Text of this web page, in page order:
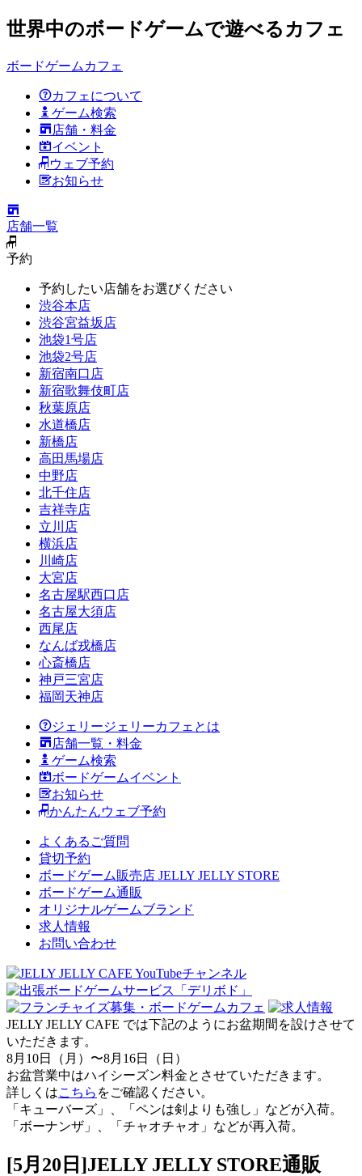
世界中のボードゲームで遊べるカフェ
ボードゲームカフェ
カフェについて
ゲーム検索
店舗・料金
イベント
ウェブ予約
お知らせ
店舗一覧
予約
予約したい店舗をお選びください
渋谷本店
渋谷宮益坂店
池袋1号店
池袋2号店
新宿南口店
新宿歌舞伎町店
秋葉原店
水道橋店
新橋店
高田馬場店
中野店
北千住店
吉祥寺店
立川店
横浜店
川崎店
大宮店
名古屋駅西口店
名古屋大須店
西尾店
なんば戎橋店
心斎橋店
神戸三宮店
福岡天神店
ジェリージェリーカフェとは
店舗一覧・料金
ゲーム検索
ボードゲームイベント
お知らせ
かんたんウェブ予約
よくあるご質問
貸切予約
ボードゲーム販売店 JELLY JELLY STORE
ボードゲーム通販
オリジナルゲームブランド
求人情報
お問い合わせ
JELLY JELLY CAFE では下記のようにお盆期間を設けさせて
いただきます。
8月10日（月）〜8月16日（日）
お盆営業中はハイシーズン料金とさせていただきます。
詳しくはこちら をご確認ください。
「キューバーズ」、「ペンは剣よりも強し」などが入荷。
「ボーナンザ」、「チャオチャオ」などが再入荷。
[5月20日]JELLY JELLY STORE通販